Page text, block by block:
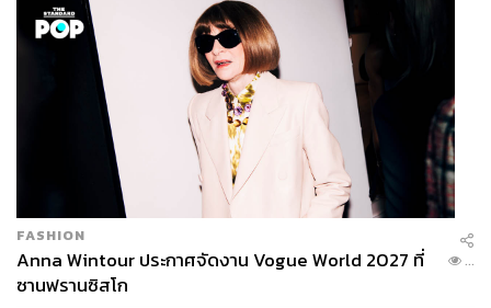
FASHION
Anna Wintour ประกาศจัดงาน Vogue World 2027 ที่
ซานฟรานซิสโก
...